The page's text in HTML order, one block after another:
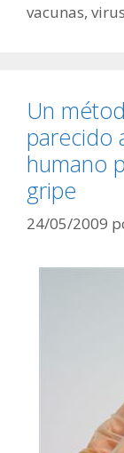
vacunas, virus
Un
parecido
humano
gripe
24/05/2009